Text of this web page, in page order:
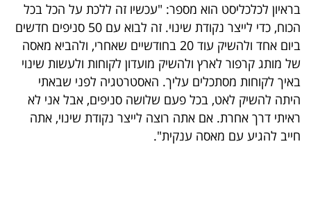
הכלכלי
פודקאסט
40
UNDER
40
בראיון לכלכליסט הוא מספר: "עכשיו זה ללכת על הכל בכל
הכוח, כדי לייצר נקודת שינוי. זה לבוא עם 50 סניפים חדשים
ביום אחד ולהשיק עוד 20 בחודשיים שאחרי, ולהביא מאסה
של מותג קרפור לארץ ולהשיק מועדון לקוחות ולעשות שינוי
באיך לקוחות מסתכלים עליך. האסטרטגיה לפני שבאתי
היתה להשיק לאט, בכל פעם שלושה סניפים, אבל אני לא
ראיתי דרך אחרת. אם אתה רוצה לייצר נקודת שינוי, אתה
חייב להגיע עם מאסה ענקית".